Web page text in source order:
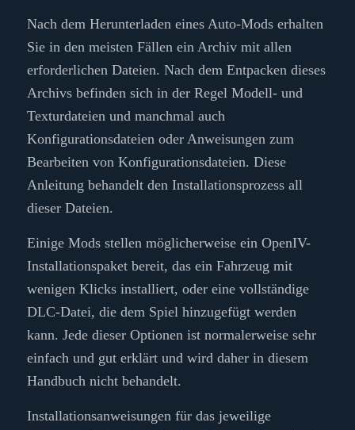
Nach dem Herunterladen eines Auto-Mods erhalten
Sie in den meisten Fällen ein Archiv mit allen
erforderlichen Dateien. Nach dem Entpacken dieses
Archivs befinden sich in der Regel Modell- und
Texturdateien und manchmal auch
Konfigurationsdateien oder Anweisungen zum
Bearbeiten von Konfigurationsdateien. Diese
Anleitung behandelt den Installationsprozess all
dieser Dateien.
Einige Mods stellen möglicherweise ein OpenIV-
Installationspaket bereit, das ein Fahrzeug mit
wenigen Klicks installiert, oder eine vollständige
DLC-Datei, die dem Spiel hinzugefügt werden
kann. Jede dieser Optionen ist normalerweise sehr
einfach und gut erklärt und wird daher in diesem
Handbuch nicht behandelt.
Installationsanweisungen für das jeweilige